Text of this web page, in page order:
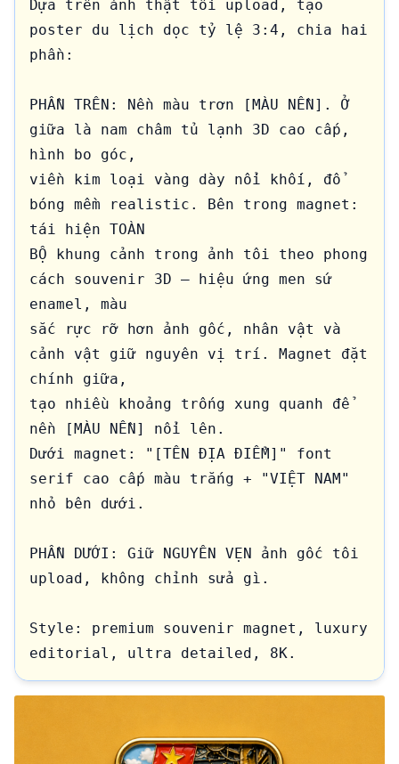
Dựa trên ảnh thật tôi upload, tạo
poster du lịch dọc tỷ lệ 3:4, chia hai
phần:
PHẦN TRÊN: Nền màu trơn [MÀU NỀN]. Ở
giữa là nam châm tủ lạnh 3D cao cấp,
hình bo góc,
viền kim loại vàng dày nổi khối, đổ
bóng mềm realistic. Bên trong magnet:
tái hiện TOÀN
BỘ khung cảnh trong ảnh tôi theo phong
cách souvenir 3D — hiệu ứng men sứ
enamel, màu
sắc rực rỡ hơn ảnh gốc, nhân vật và
cảnh vật giữ nguyên vị trí. Magnet đặt
chính giữa,
tạo nhiều khoảng trống xung quanh để
nền [MÀU NỀN] nổi lên.
Dưới magnet: "[TÊN ĐỊA ĐIỂM]" font
serif cao cấp màu trắng + "VIỆT NAM"
nhỏ bên dưới.
PHẦN DƯỚI: Giữ NGUYÊN VẸN ảnh gốc tôi
upload, không chỉnh sửa gì.
Style: premium souvenir magnet, luxury
editorial, ultra detailed, 8K.